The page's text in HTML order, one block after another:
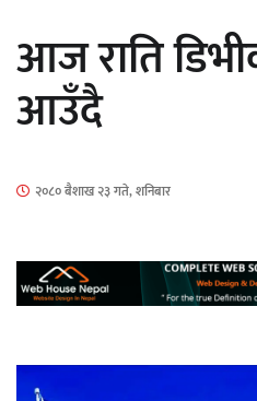
औपचारिक
आज राति
आउँदै
२०८० बैशाख २३ गते, शनिबार